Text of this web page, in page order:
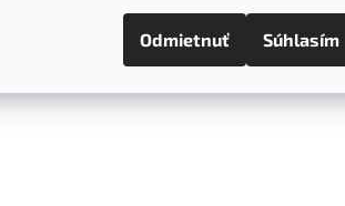
Odmietnuť Súhlasím